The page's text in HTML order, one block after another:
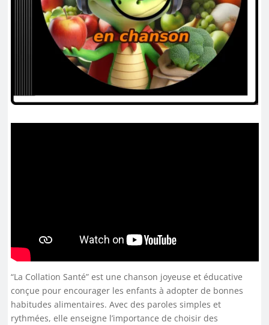
“La Collation Santé” est une chanson joyeuse et éducative
conçue pour encourager les enfants à adopter de bonnes
habitudes alimentaires. Avec des paroles simples et
rythmées, elle enseigne l’importance de choisir des